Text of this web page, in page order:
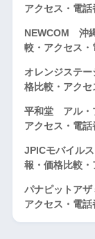
アクセス・電話
NEWCOM 沖
較・アクセス・
オレンジステ
格比較・アク
平和堂 アル・
アクセス・電話
JPICモバイル
報・価格比較
パナピットア
アクセス・電話